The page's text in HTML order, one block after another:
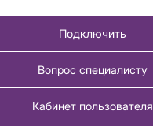
Подключить
Вопрос специалисту
Кабинет пользователя